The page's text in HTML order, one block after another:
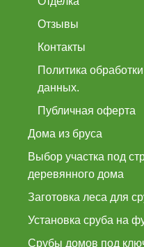
Отзывы
Контакты
Политика
данных.
Публичная оферта
Дома из бруса
Выбор участка под
деревянного дома
Заготовка леса для
Установка сруба на
Срубы домов под